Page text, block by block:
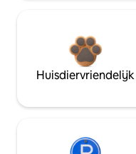
Huisdiervriendelijk